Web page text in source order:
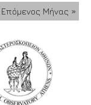
Επόμενος Μήνας »